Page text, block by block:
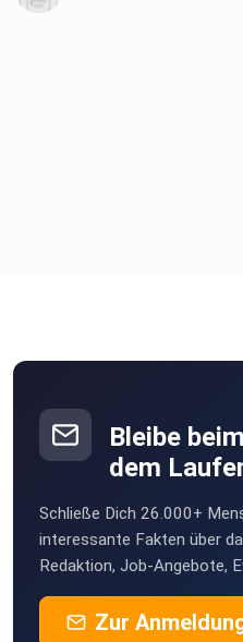
60-Minuten-Consulting
Broschüre "Software-
Mittelpunkt"
Bleibe
dem
Schließe Dich 26.000+
interessante Fakten über
Redaktion, Job-Angebote,
Zur